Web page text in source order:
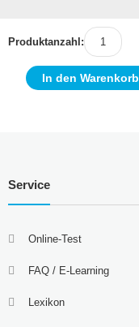
Produktanzahl:
In den Warenkorb
Service
Online-Test
FAQ / E-Learning
Lexikon